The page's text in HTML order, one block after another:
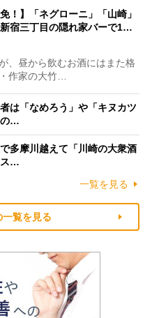
！】「ネグローニ」「山崎」
新宿三丁目の隠れ家バーで1…
、昼から飲むお酒にはまた格
作家の大竹…
は「なめろう」や「キヌカツ
の…
多摩川越えて「川崎の大衆酒
ス…
一覧を見る
覧を見る